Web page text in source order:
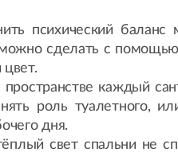
психический
сделать с
цвет.
каждый
роль туалетного,
дня.
свет спальни не